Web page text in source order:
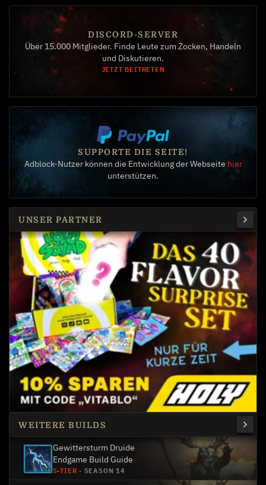
DISCORD-SERVER
Über 15.000 Mitglieder. Finde Leute zum Zocken, Handeln
und Diskutieren.
JETZT BEITRETEN
SUPPORTE DIE SEITE!
Adblock-Nutzer können die Entwicklung der Webseite hier
unterstützen.
UNSER PARTNER
WEITERE BUILDS
Gewittersturm Druide
Endgame Build Guide
S-TIER · SEASON 14